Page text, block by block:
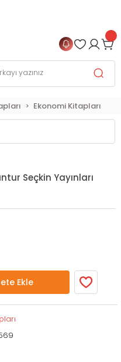
Ekonomi Kitapları
Seçkin Yayınları
Ekle